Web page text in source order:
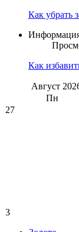
Как убрать
Как
Август
Пн
27
3